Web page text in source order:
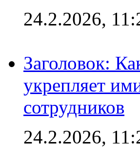
24.2.2026,
Заголовок:
укрепляет
сотрудников
24.2.2026,